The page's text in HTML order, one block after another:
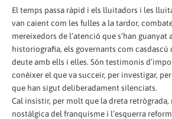
El temps passa ràpid i els lluitadors i les
van caient com les fulles a la tardor,
mereixedors de l’atenció que s’han guanyat
historiografia, els governants com casdascú
deute amb ells i elles. Són testimonis
conèixer el que va succeir, per investigar,
que han sigut deliberadament silenciats.
Cal insistir, per molt que la dreta retrògrada,
nostàlgica del franquisme i l’esquerra